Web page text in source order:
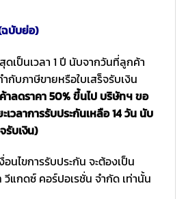
ฉบับย่อ)
ดเป็นเวลา 1 ปี นับจากวันที่ลูกค้า
กับภาษีขายหรือใบเสร็จรับเงิน
ลดราคา 50% ขึ้นไป บริษัทฯ ขอ
วลาการรับประกันเหลือ 14 วัน นับ
รับเงิน)
นไขการรับประกัน จะต้องเป็น
แกดซ์ คอร์ปอเรชั่น จำกัด เท่านั้น